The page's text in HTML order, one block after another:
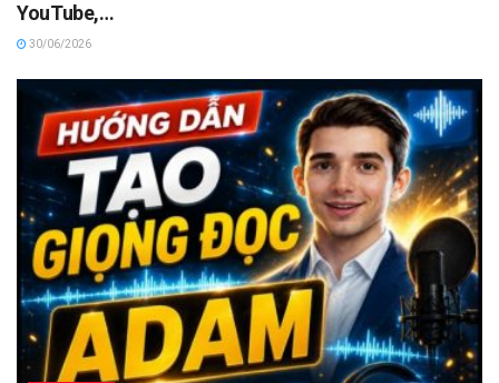
YouTube,…
30/06/2026